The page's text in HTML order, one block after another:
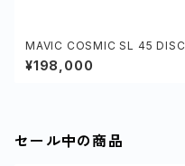
MAVIC COSMIC SL 45 DISC
¥198,000
セール中の商品